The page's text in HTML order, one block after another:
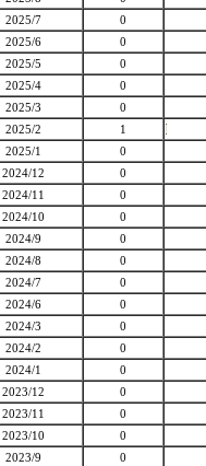
2025/7
0
2025/6
0
2025/5
0
2025/4
0
2025/3
0
2025/2
1
2025/1
0
2024/12
0
2024/11
0
2024/10
0
2024/9
0
2024/8
0
2024/7
0
2024/6
0
2024/3
0
2024/2
0
2024/1
0
2023/12
0
2023/11
0
2023/10
0
2023/9
0